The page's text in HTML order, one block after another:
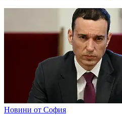
Новини от София